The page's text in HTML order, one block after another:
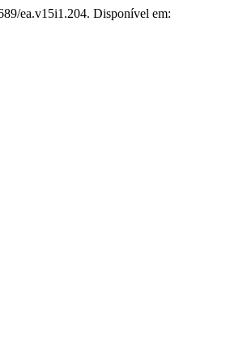
ea.v15i1.204. Disponível em: